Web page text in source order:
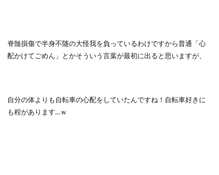
脊髄損傷で半身不随の大怪我を負っているわけですから普通「心
配かけてごめん」とかそういう言葉が最初に出ると思いますが、
自分の体よりも自転車の心配をしていたんですね！自転車好きに
も程があります…ｗ